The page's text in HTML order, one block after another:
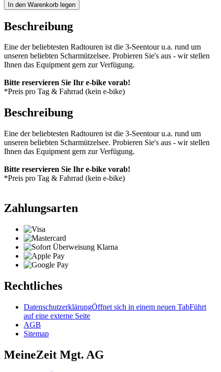
In den Warenkorb legen
Beschreibung
Eine der beliebtesten Radtouren ist die 3-Seentour u.a. rund um
unseren beliebten Scharmützelsee. Probieren Sie's aus - wir stellen
Ihnen das Equipment gern zur Verfügung.
Bitte reservieren Sie Ihr e-bike vorab!
*Preis pro Tag & Fahrrad (kein e-bike)
Beschreibung
Eine der beliebtesten Radtouren ist die 3-Seentour u.a. rund um
unseren beliebten Scharmützelsee. Probieren Sie's aus - wir stellen
Ihnen das Equipment gern zur Verfügung.
Bitte reservieren Sie Ihr e-bike vorab!
*Preis pro Tag & Fahrrad (kein e-bike)
Zahlungsarten
Rechtliches
DatenschutzerklärungÖffnet sich in einem neuen TabFührt
auf eine externe Seite
AGB
Sitemap
MeineZeit Mgt. AG